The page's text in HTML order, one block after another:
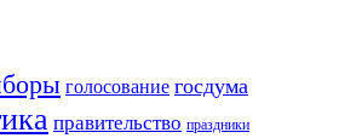
голосование госдума
правительство праздники